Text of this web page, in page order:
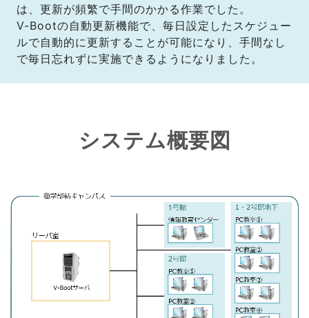
は、更新が頻繁で手間のかかる作業でした。
V-Bootの自動更新機能で、毎日設定したスケジュー
ルで自動的に更新することが可能になり、手間なし
で毎日忘れずに実施できるようになりました。
システム概要図